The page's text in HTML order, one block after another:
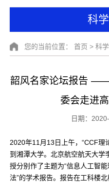
科
您的当前位置： 首页 > 科
韶风名家论坛报告
委会走进
日期：
2020年11月13日上午，“CCF理
到湘潭大学。北京航空航天大学
授分别作了主题为“信息人工智
法”的学术报告。报告在工科楼